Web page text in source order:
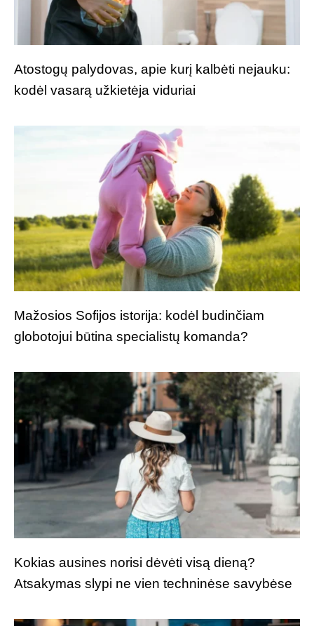
Atostogų palydovas, apie kurį kalbėti nejauku:
kodėl vasarą užkietėja viduriai
Mažosios Sofijos istorija: kodėl budinčiam
globotojui būtina specialistų komanda?
Kokias ausines norisi dėvėti visą dieną?
Atsakymas slypi ne vien techninėse savybėse